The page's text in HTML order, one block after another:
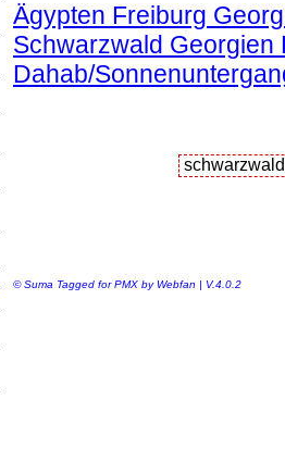
Ägypten Freiburg
Schwarzwald Georgien
Dahab/
© Suma Tagged for PMX by Webfan | V.4.0.2